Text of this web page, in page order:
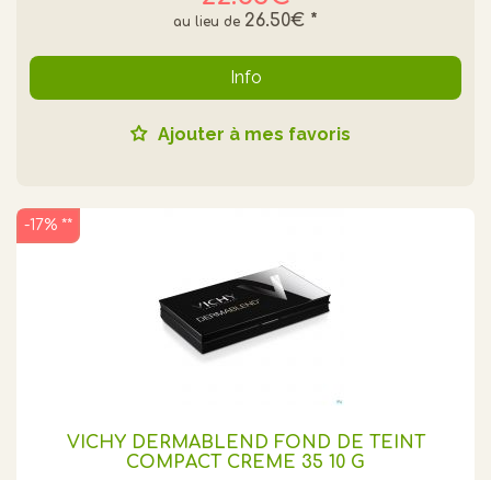
26.50€ *
Info
Ajouter à mes favoris
VICHY DERMABLEND FOND DE TEINT
COMPACT CREME 35 10 G
-17% **